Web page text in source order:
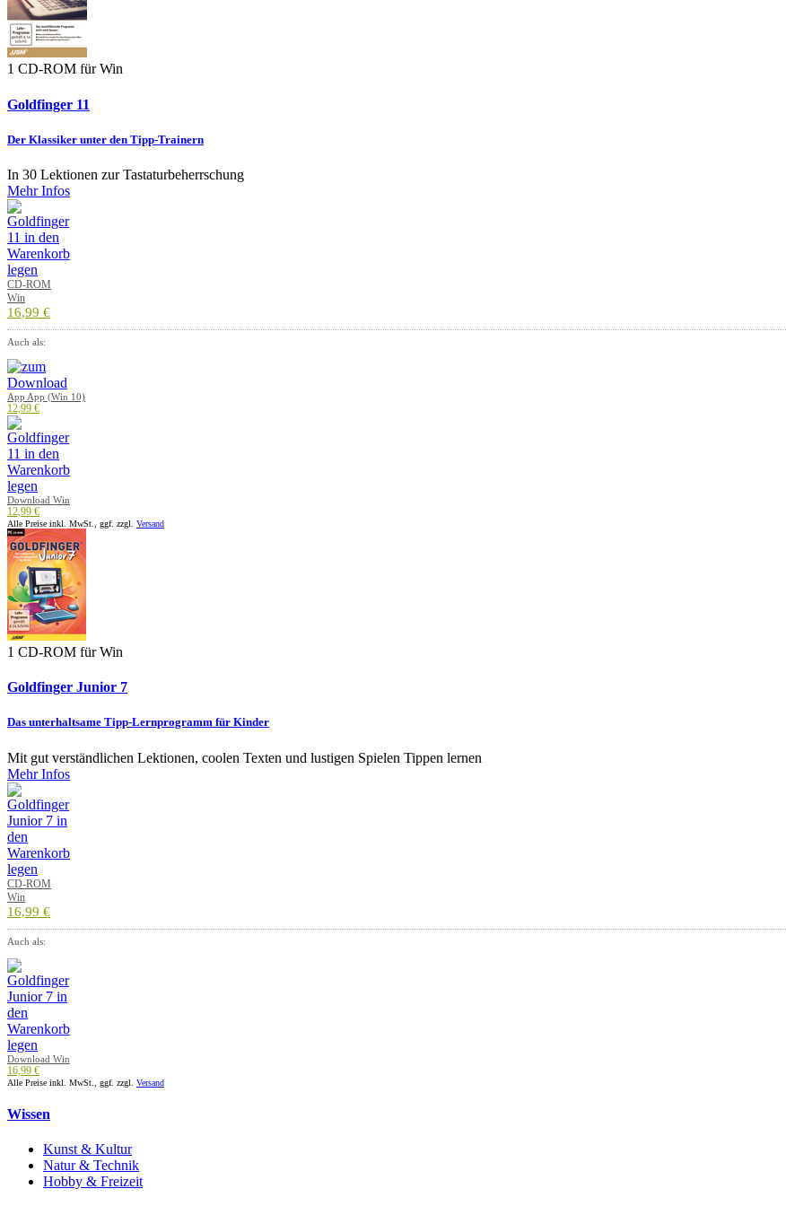
1 CD-ROM für Win
Goldfinger 11
Der Klassiker unter den Tipp-Trainern
In 30 Lektionen zur Tastaturbeherrschung
Mehr Infos
CD-ROM
Win
16,99 €
Auch als:
App App (Win 10)
12,99 €
Download Win
12,99 €
Alle Preise inkl. MwSt., ggf. zzgl. Versand
1 CD-ROM für Win
Goldfinger Junior 7
Das unterhaltsame Tipp-Lernprogramm für Kinder
Mit gut verständlichen Lektionen, coolen Texten und lustigen Spielen Tippen lernen
Mehr Infos
CD-ROM
Win
16,99 €
Auch als:
Download Win
16,99 €
Alle Preise inkl. MwSt., ggf. zzgl. Versand
Wissen
Kunst & Kultur
Natur & Technik
Hobby & Freizeit